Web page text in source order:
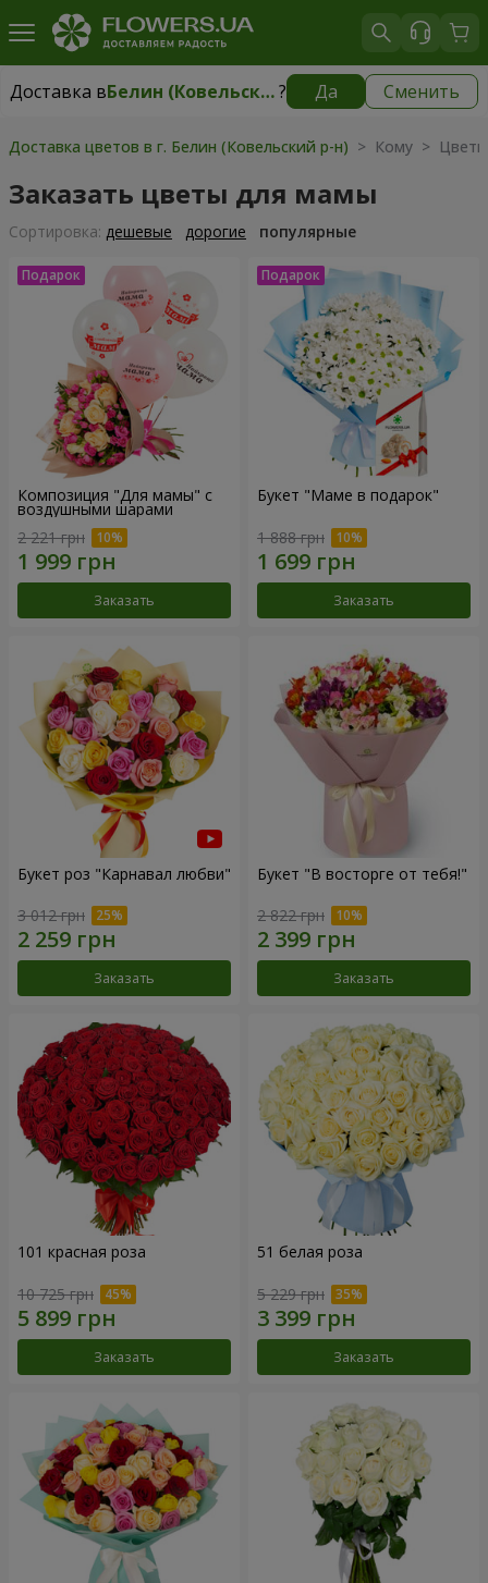
Доставка в Белин (Ковельский р-н)? Да Сменить
Доставка вБелин (Ковельский р-н) |1175 грн
Доставка цветов в г. Белин (Ковельский р-н) > Кому >
Заказать цветы для мамы
Cортировка: дешевые дорогие популярные
Композиция "Для мамы" с
воздушными шарами
2 221 грн
Заказать
Букет "Маме в подарок"
1 888 грн
Заказать
Букет роз "Карнавал любви"
3 012 грн
Заказать
Букет "В восторге от тебя!"
2 822 грн
Заказать
101 красная роза
10 725 грн
Заказать
51 белая роза
5 229 грн
Заказать